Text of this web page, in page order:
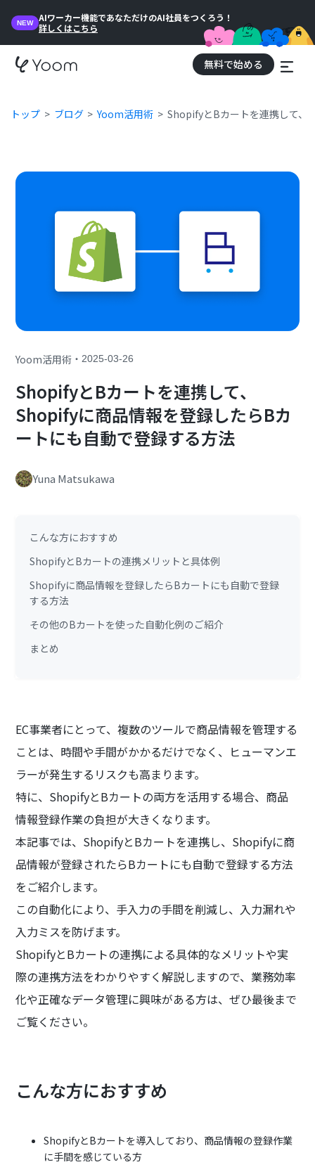
NEW
AIワーカー機能であなただけのAI社員をつくろう！
詳しくはこちら
無料で始める
トップ ブログ Yoom活用術 ShopifyとBカートを連携して、
Yoom活用術 ・2025-03-26
ShopifyとBカートを連携して、
Shopifyに商品情報を登録したらBカ
ートにも自動で登録する方法
Yuna Matsukawa
こんな方におすすめ
ShopifyとBカートの連携メリットと具体例
Shopifyに商品情報を登録したらBカートにも自動で登録
する方法
その他のBカートを使った自動化例のご紹介
まとめ
EC事業者にとって、複数のツールで商品情報を管理する
ことは、時間や手間がかかるだけでなく、ヒューマンエ
ラーが発生するリスクも高まります。
特に、ShopifyとBカートの両方を活用する場合、商品
情報登録作業の負担が大きくなります。
本記事では、ShopifyとBカートを連携し、Shopifyに商
品情報が登録されたらBカートにも自動で登録する方法
をご紹介します。
この自動化により、手入力の手間を削減し、入力漏れや
入力ミスを防げます。
ShopifyとBカートの連携による具体的なメリットや実
際の連携方法をわかりやすく解説しますので、業務効率
化や正確なデータ管理に興味がある方は、ぜひ最後まで
ご覧ください。
こんな方におすすめ
ShopifyとBカートを導入しており、商品情報の登録作業
に手間を感じている方